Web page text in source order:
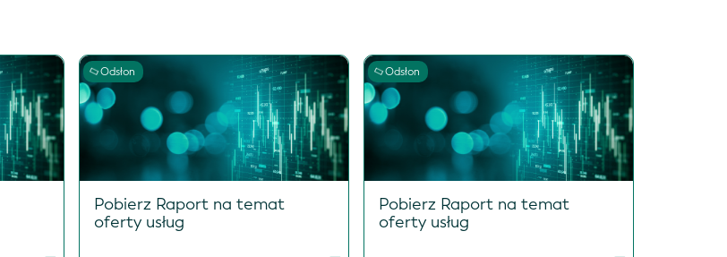
Odsłon
Pobierz Raport na temat
oferty usług
Odsłon
Pobierz Raport na temat
oferty usług